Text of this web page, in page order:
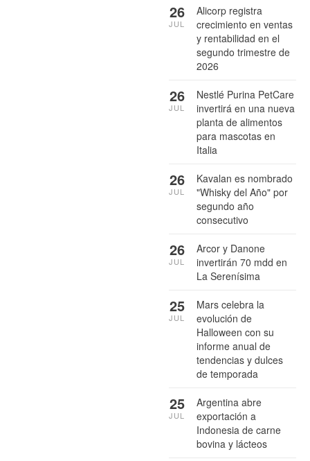
Alicorp registra
crecimiento en ventas
y rentabilidad en el
segundo trimestre de
2026
26
JUL
Nestlé Purina PetCare
invertirá en una nueva
planta de alimentos
para mascotas en
Italia
26
JUL
Kavalan es nombrado
"Whisky del Año" por
segundo año
consecutivo
26
JUL
Arcor y Danone
invertirán 70 mdd en
La Serenísima
26
JUL
Mars celebra la
evolución de
Halloween con su
informe anual de
tendencias y dulces
de temporada
25
JUL
Argentina abre
exportación a
Indonesia de carne
bovina y lácteos
25
JUL